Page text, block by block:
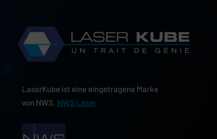
LaserKube ist eine eingetragene Marke
von NWS. NWS Laser